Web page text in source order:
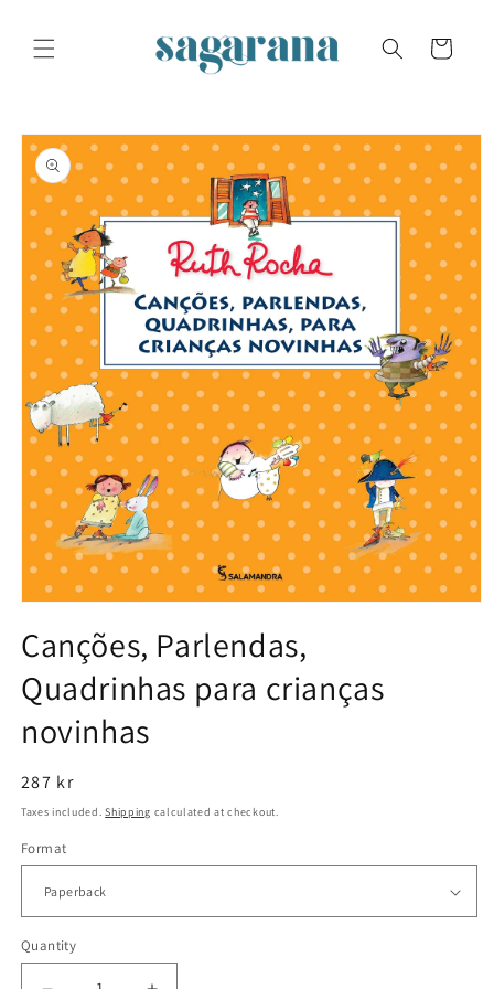
content
Cart
Skip to
product
information
1
in
modal
Canções, Parlendas,
Quadrinhas para crianças
novinhas
Regular
price
287 kr
Taxes included.Shipping calculated at checkout.
Format
Quantity